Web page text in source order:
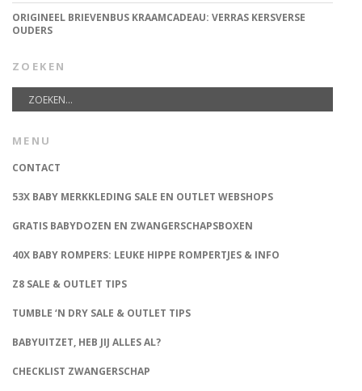
ORIGINEEL BRIEVENBUS KRAAMCADEAU: VERRAS KERSVERSE
OUDERS
ZOEKEN
MENU
CONTACT
53X BABY MERKKLEDING SALE EN OUTLET WEBSHOPS
GRATIS BABYDOZEN EN ZWANGERSCHAPSBOXEN
40X BABY ROMPERS: LEUKE HIPPE ROMPERTJES & INFO
Z8 SALE & OUTLET TIPS
TUMBLE ‘N DRY SALE & OUTLET TIPS
BABYUITZET, HEB JIJ ALLES AL?
CHECKLIST ZWANGERSCHAP